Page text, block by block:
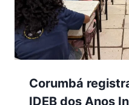
Corumbá
IDEB dos Anos